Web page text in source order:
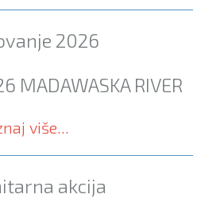
2026
MADAWASKA RIVER
više...
akcija